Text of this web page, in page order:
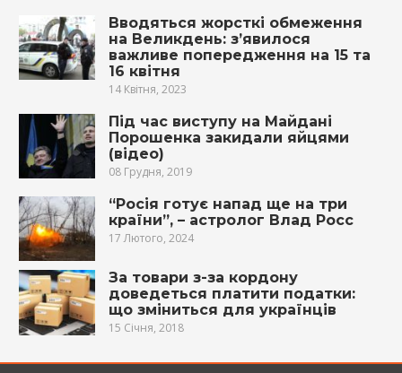
Вводяться жорсткі обмеження
на Великдень: з’явилося
важливе попередження на 15 та
16 квітня
14 Квітня, 2023
Під час виступу на Майдані
Порошенка закидали яйцями
(відео)
08 Грудня, 2019
“Росія готує напад ще на три
країни”, – астролог Влад Росс
17 Лютого, 2024
За товари з-за кордону
доведеться платити податки:
що зміниться для українців
15 Січня, 2018